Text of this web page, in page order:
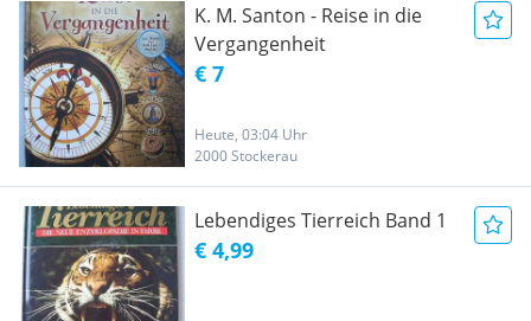
K. M. Santon - Reise in die
Vergangenheit
€ 7
Heute, 03:04 Uhr
2000 Stockerau
Lebendiges Tierreich Band 1
€ 4,99